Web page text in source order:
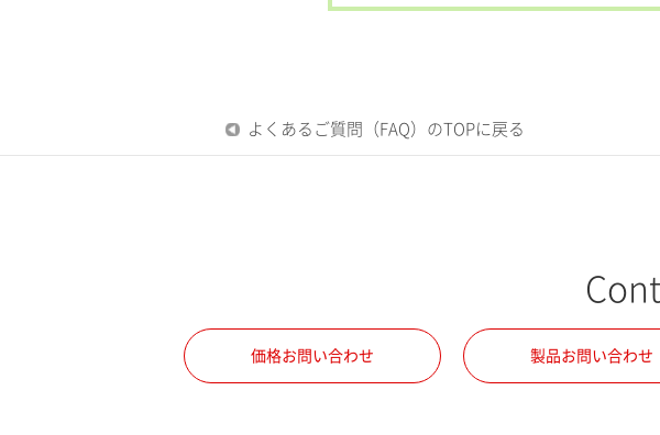
よくあるご質問（FAQ）のTOPに戻る
価格お問い合わせ 製品お問い合わせ